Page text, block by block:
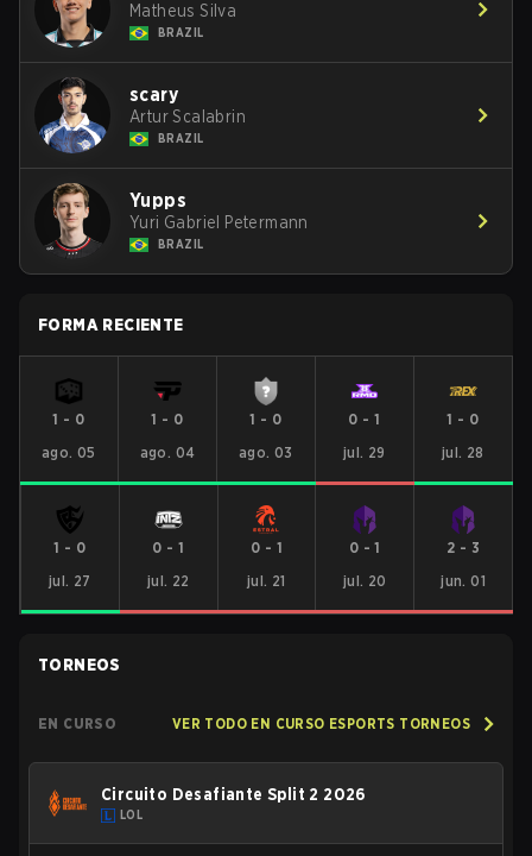
Matheus Silva
BRAZIL
scary
Artur Scalabrin
BRAZIL
Yupps
Yuri Gabriel Petermann
BRAZIL
FORMA RECIENTE
1 - 0
ago. 05
1 - 0
ago. 04
1 - 0
ago. 03
0 -1
jul. 29
1 - 0
jul. 28
1 - 0
jul. 27
0 - 1
jul. 22
0 - 1
jul. 21
0 -1
jul. 20
2 - 3
jun. 01
TORNEOS
EN CURSO VER TODO EN CURSO ESPORTS TORNEOS
Circuito Desafiante Split 2 2026
LOL